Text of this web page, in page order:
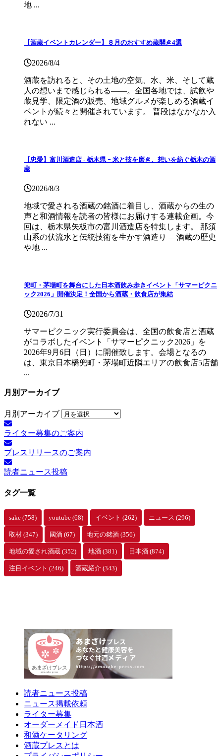
地 ...
【酒蔵イベントカレンダー】８月のおすすめ蔵開き4選
2026/8/4
酒蔵を訪れると、その土地の空気、水、米、そして蔵
人の想いまで感じられる——。全国各地では、試飲や
蔵見学、限定酒の販売、地域グルメが楽しめる酒蔵イ
ベントが続々と開催されています。 普段はなかなか入
れない ...
【忠愛】富川酒造店 ‐ 栃木県 ｰ 米と技を磨き、想いを紡ぐ栃木の酒
蔵
2026/8/3
地域で愛される酒蔵の銘酒に着目し、酒蔵からの生の
声と和酒情報を読者の皆様にお届けする連載企画。今
回は、栃木県矢板市の富川酒造店を特集します。 那須
山系の伏流水と伝統技術を生かす酒造り ―酒蔵の歴史
や地 ...
兜町・茅場町を舞台にした日本酒飲み歩きイベント「サマーピクニ
ック2026」開催決定！全国から酒蔵・飲食店が集結
2026/7/31
サマーピクニック実⾏委員会は、全国の飲⾷店と酒蔵
がコラボしたイベント「サマーピクニック2026」を
2026年9月6日（日）に開催致します。会場となるの
は、東京日本橋兜町・茅場町近隣エリアの飲食店5店舗
...
月別アーカイブ
月別アーカイブ
ライター募集のご案内
プレスリリースのご案内
読者ニュース投稿
タグ一覧
sake (758) youtube (68) イベント (262) ニュース (296)
取材 (347) 國酒 (67) 地元の銘酒 (356)
地域の愛され酒蔵 (352) 地酒 (381) 日本酒 (874)
注目イベント (246) 酒蔵紹介 (343)
読者ニュース投稿
ニュース掲載依頼
ライター募集
オーダーメイド日本酒
和酒ケータリング
酒蔵プレスとは